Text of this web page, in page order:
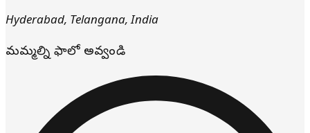
Hyderabad, Telangana, India
మమ్మల్ని ఫాలో అవ్వండి